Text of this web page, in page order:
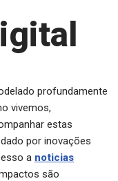
profundamente
vivemos,
estas
por inovações
a noticias
são